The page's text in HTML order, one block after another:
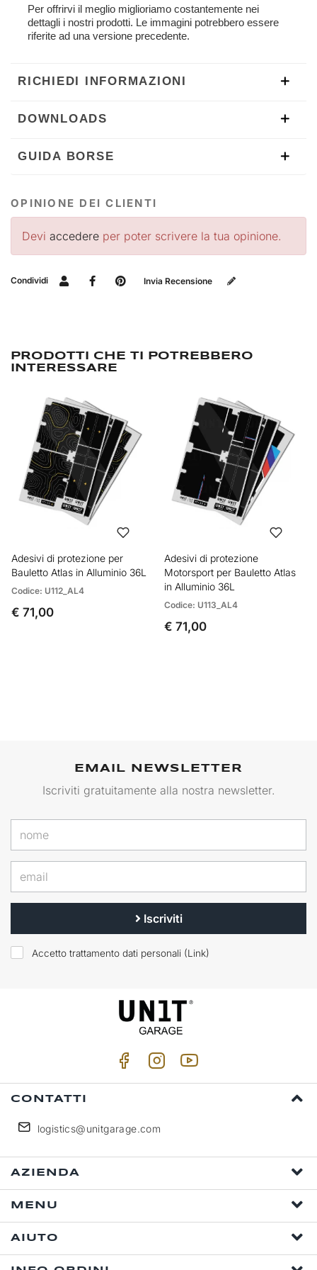
Per offrirvi il meglio miglioriamo costantemente nei
dettagli i nostri prodotti. Le immagini potrebbero essere
riferite ad una versione precedente.
RICHIEDI INFORMAZIONI
DOWNLOADS
GUIDA BORSE
OPINIONE DEI CLIENTI
Devi accedere per poter scrivere la tua opinione.
Condividi Invia Recensione
PRODOTTI CHE TI POTREBBERO
INTERESSARE
Adesivi di protezione per
Bauletto Atlas in Alluminio 36L
Codice: U112_AL4
€ 71,00
Adesivi di protezione
Motorsport per Bauletto Atlas
in Alluminio 36L
Codice: U113_AL4
€ 71,00
EMAIL NEWSLETTER
Iscriviti gratuitamente alla nostra newsletter.
Iscriviti
Accetto trattamento dati personali (Link)
CONTATTI
logistics@unitgarage.com
AZIENDA
MENU
AIUTO